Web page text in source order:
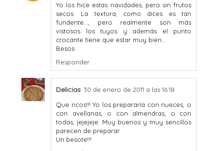
Yo los hice estas navidades, pero sin frutos
secos. La textura, como dices es tan
fundente..., pero realmente son más
vistosos los tuyos y además el punto
crocante tiene que estar muy bien...
Besos
Responder
Delicias 30 de enero de 2011 a las 16:18
Que ricos!!! Yo los prepararía con nueces, o
con avellanas, o con almendras, o con
todas, jejejeje. Muy buenos y muy sencillos
parecen de preparar.
Un besote!!!